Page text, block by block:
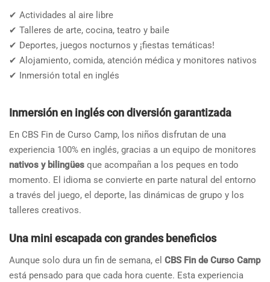
✔ Actividades al aire libre
✔ Talleres de arte, cocina, teatro y baile
✔ Deportes, juegos nocturnos y ¡fiestas temáticas!
✔ Alojamiento, comida, atención médica y monitores nativos
✔ Inmersión total en inglés
Inmersión en inglés con diversión garantizada
En CBS Fin de Curso Camp, los niños disfrutan de una
experiencia 100% en inglés, gracias a un equipo de monitores
nativos y bilingües que acompañan a los peques en todo
momento. El idioma se convierte en parte natural del entorno
a través del juego, el deporte, las dinámicas de grupo y los
talleres creativos.
Una mini escapada con grandes beneficios
Aunque solo dura un fin de semana, el CBS Fin de Curso Camp
está pensado para que cada hora cuente. Esta experiencia